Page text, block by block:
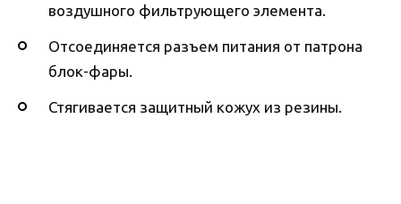
воздушного фильтрующего элемента.
Отсоединяется разъем питания от патрона
блок-фары.
Стягивается защитный кожух из резины.